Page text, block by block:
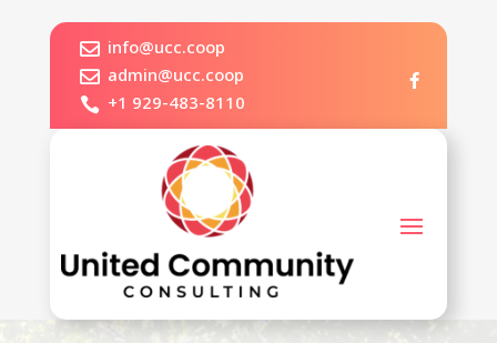
 info@ucc.coop
 admin@ucc.coop
 +1 929-483-8110